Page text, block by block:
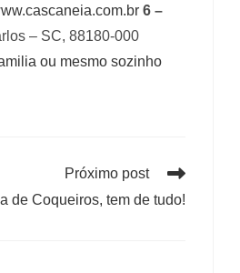
6 –
– SC, 88180-000
ou mesmo sozinho
Próximo post
de Coqueiros, tem de tudo!